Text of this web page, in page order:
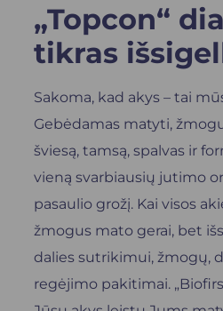
„Topcon“
tikras
Sakoma, kad akys – tai
Gebėdamas matyti,
šviesą, tamsą, spalvas ir
vieną svarbiausių jutimo
pasaulio grožį. Kai visos
žmogus mato gerai, bet
dalies sutrikimui, žmogų,
regėjimo pakitimai.